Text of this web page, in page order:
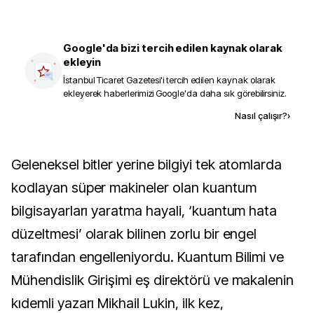
Google'da bizi tercih edilen kaynak olarak
ekleyin
İstanbul Ticaret Gazetesi'i tercih edilen kaynak olarak
ekleyerek haberlerimizi Google'da daha sık görebilirsiniz.
Nasıl çalışır?›
Geleneksel bitler yerine bilgiyi tek atomlarda
kodlayan süper makineler olan kuantum
bilgisayarları yaratma hayali, ‘kuantum hata
düzeltmesi’ olarak bilinen zorlu bir engel
tarafından engelleniyordu. Kuantum Bilimi ve
Mühendislik Girişimi eş direktörü ve makalenin
kıdemli yazarı Mikhail Lukin, ilk kez,